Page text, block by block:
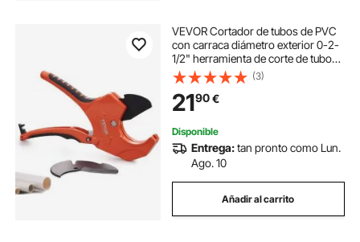
VEVOR Cortador de tubos de PVC
con carraca diámetro exterior 0-2-
1/2" herramienta de corte de tubos
de alta resistencia con cuchilla SK5
de repuesto para mangueras de
PVC, CPVC, PP-R, PEX, PE y
caucho
(3)
2190€
Disponible
Entrega:tan pronto como Lun.
Ago. 10
Añadir al carrito